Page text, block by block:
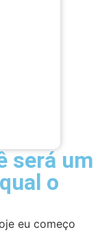
será um
o
eu começo